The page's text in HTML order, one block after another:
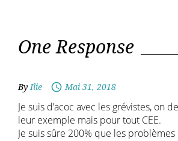
One Response
By Ilie Mai 31, 2018
Je suis d’acoc avec les grévistes, on
leur exemple mais pour tout CEE.
Je suis sûre 200% que les